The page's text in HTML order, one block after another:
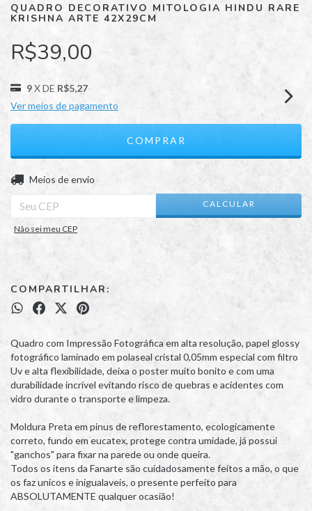
QUADRO DECORATIVO MITOLOGIA HINDU RARE
KRISHNA ARTE 42X29CM
R$39,00
9X DE R$5,27
Ver meios de pagamento
Entregas para o CEP:
Meios de envio
CALCULAR
Não sei meu CEP
COMPARTILHAR:
Quadro com Impressão Fotográfica em alta resolução, papel glossy
fotográfico laminado em polaseal cristal 0,05mm especial com filtro
Uv e alta flexibilidade, deixa o poster muito bonito e com uma
durabilidade incrível evitando risco de quebras e acidentes com
vidro durante o transporte e limpeza.
Moldura Preta em pinus de reflorestamento, ecologicamente
correto, fundo em eucatex, protege contra umidade, já possui
"ganchos" para fixar na parede ou onde queira.
Todos os itens da Fanarte são cuidadosamente feitos a mão, o que
os faz unicos e inigualaveis, o presente perfeito para
ABSOLUTAMENTE qualquer ocasião!